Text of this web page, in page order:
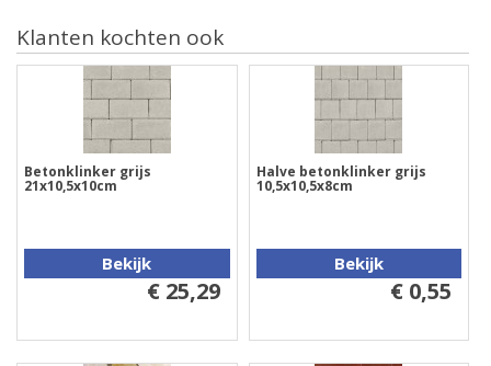
Klanten kochten ook
Betonklinker grijs
21x10,5x10cm
Bekijk
€ 25,29
Halve betonklinker grijs
10,5x10,5x8cm
Bekijk
€ 0,55